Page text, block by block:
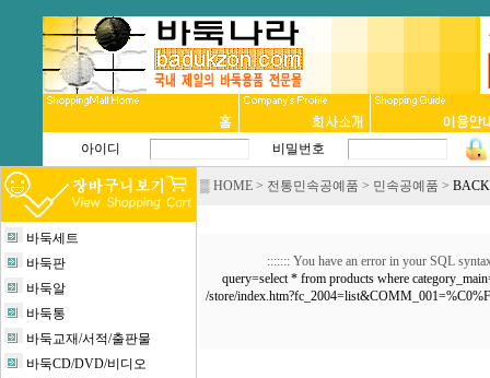
아이디 비밀번호
바둑세트
바둑판
바둑알
바둑통
바둑교재/서적/출판물
바둑CD/DVD/비디오
▒ HOME > 전통민속공예품 > 민속공예품 > BACK
::::::: You have an error in your SQL
query=select * from products where
/store/